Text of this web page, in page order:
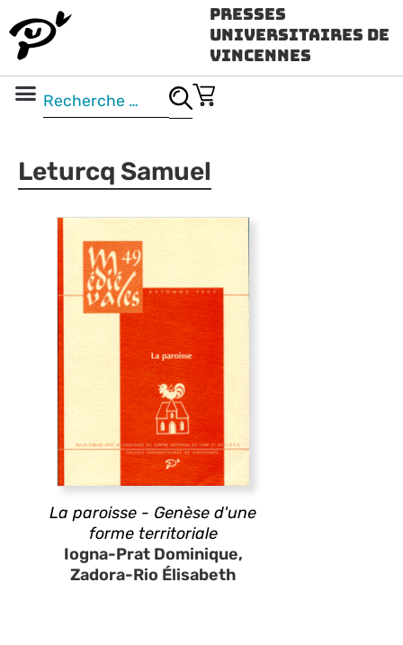
Presses
Universitaires de
Vincennes
Leturcq Samuel
La paroisse - Genèse d'une
forme territoriale
Iogna-Prat Dominique,
Zadora-Rio Élisabeth